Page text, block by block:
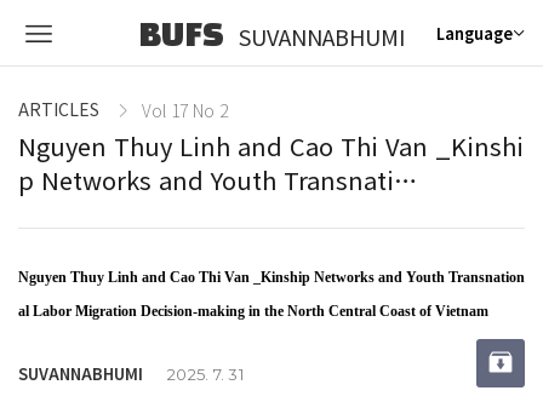
BUFS SUVANNABHUMI Language
ARTICLES Vol 17 No 2
Nguyen Thuy Linh and Cao Thi Van _Kinshi
p Networks and Youth Transnati…
Nguyen Thuy Linh and Cao Thi Van _Kinship Networks and Youth Transnation
al Labor Migration Decision-making in the North Central Coast of Vietnam
SUVANNABHUMI 2025. 7. 31